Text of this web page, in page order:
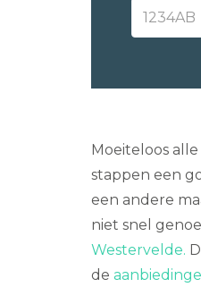
Moeiteloos
stappen een
een andere
niet snel
Westervelde.
de